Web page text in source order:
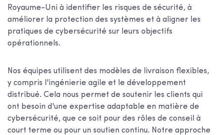
Royaume-Uni à identifier les risques de sécurité, à
améliorer la protection des systèmes et à aligner les
pratiques de cybersécurité sur leurs objectifs
opérationnels.
Nos équipes utilisent des modèles de livraison flexibles,
y compris l'ingénierie agile et le développement
distribué. Cela nous permet de soutenir les clients qui
ont besoin d'une expertise adaptable en matière de
cybersécurité, que ce soit pour des rôles de conseil à
court terme ou pour un soutien continu. Notre approche